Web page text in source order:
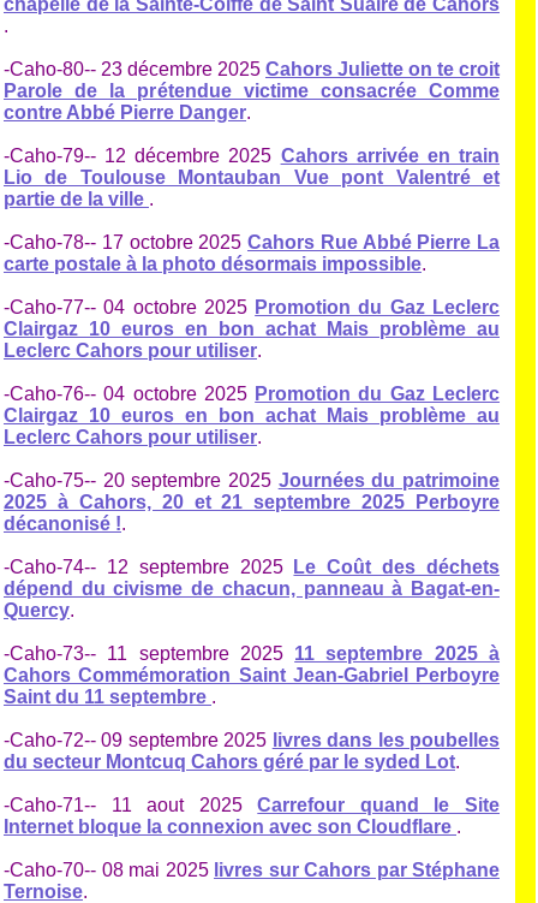
.
-Caho-80-- 23 décembre 2025 Cahors Juliette on te croit
Parole de la prétendue victime consacrée Comme
contre Abbé Pierre Danger.
-Caho-79-- 12 décembre 2025 Cahors arrivée en train
Lio de Toulouse Montauban Vue pont Valentré et
partie de la ville .
-Caho-78-- 17 octobre 2025 Cahors Rue Abbé Pierre La
carte postale à la photo désormais impossible.
-Caho-77-- 04 octobre 2025 Promotion du Gaz Leclerc
Clairgaz 10 euros en bon achat Mais problème au
Leclerc Cahors pour utiliser.
-Caho-76-- 04 octobre 2025 Promotion du Gaz Leclerc
Clairgaz 10 euros en bon achat Mais problème au
Leclerc Cahors pour utiliser.
-Caho-75-- 20 septembre 2025 Journées du patrimoine
2025 à Cahors, 20 et 21 septembre 2025 Perboyre
décanonisé !.
-Caho-74-- 12 septembre 2025
Le Coût des déchets
dépend du civisme de chacun, panneau à Bagat-en-
Quercy.
-Caho-73-- 11 septembre 2025 11 septembre 2025 à
Cahors Commémoration Saint Jean-Gabriel Perboyre
Saint du 11 septembre .
-Caho-72-- 09 septembre 2025 livres dans les poubelles
du secteur Montcuq Cahors géré par le syded Lot.
-Caho-71-- 11 aout 2025Carrefour quand le Site
Internet bloque la connexion avec son Cloudflare .
-Caho-70-- 08 mai 2025 livres sur Cahors par Stéphane
Ternoise.